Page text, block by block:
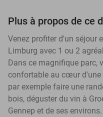
Plus à propos de ce
Venez profiter d'un séjour
Limburg avec 1 ou 2
Dans ce magnifique parc,
confortable au cœur d'une
par exemple faire une
bois, déguster du vin à
Gennep et de ses